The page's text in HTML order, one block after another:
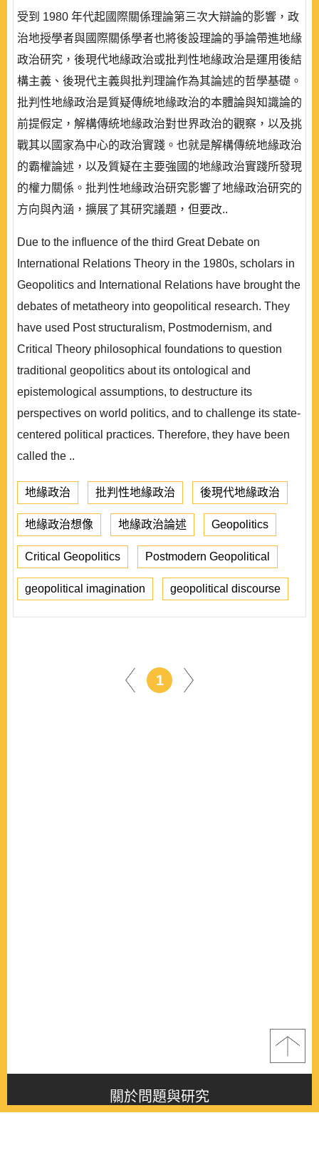
受到 1980 年代起國際關係理論第三次大辯論的影響，政
治地授學者與國際關係學者也將後設理論的爭論帶進地緣
政治研究，後現代地緣政治或批判性地緣政治是運用後結
構主義、後現代主義與批判理論作為其論述的哲學基礎。
批判性地緣政治是質疑傳統地緣政治的本體論與知識論的
前提假定，解構傳統地緣政治對世界政治的觀察，以及挑
戰其以國家為中心的政治實踐。也就是解構傳統地緣政治
的霸權論述，以及質疑在主要強國的地緣政治實踐所發現
的權力關係。批判性地緣政治研究影響了地緣政治研究的
方向與內涵，擴展了其研究議題，但要改..
Due to the influence of the third Great Debate on
International Relations Theory in the 1980s, scholars in
Geopolitics and International Relations have brought the
debates of metatheory into geopolitical research. They
have used Post structuralism, Postmodernism, and
Critical Theory philosophical foundations to question
traditional geopolitics about its ontological and
epistemological assumptions, to destructure its
perspectives on world politics, and to challenge its state-
centered political practices. Therefore, they have been
called the ..
地緣政治 批判性地緣政治 後現代地緣政治
地緣政治想像 地緣政治論述 Geopolitics
Critical Geopolitics Postmodern Geopolitical
geopolitical imagination geopolitical discourse
1
關於問題與研究
About this journal